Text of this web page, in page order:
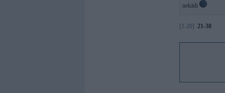
nekādi
[1-20] 21-38